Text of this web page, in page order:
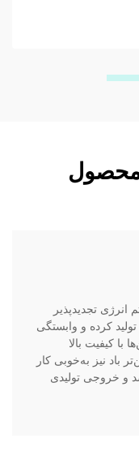
محصول
تجدیدپذیر
کرده و وابستگی
با کیفیت بالا
باد نیز به‌خوبی کار
و خروجی تولیدی